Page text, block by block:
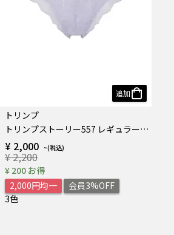
追加
トリンプ
トリンプストーリー557 レギュラーショーツ
¥ 2,000
¥ 2,200
¥ 200 お得
2,000円均一
会員3%OFF
3色